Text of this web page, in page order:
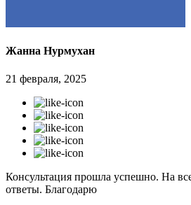
Жанна Нурмухан
21 февраля, 2025
Консультация прошла успешно. На
ответы. Благодарю